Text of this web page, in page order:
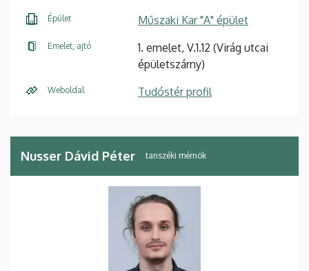
Épület Műszaki Kar "A" épület
Emelet, ajtó
1. emelet, V.1.12 (Virág utcai
épületszárny)
Weboldal Tudóstér profil
Nusser Dávid Péter tanszéki mérnök